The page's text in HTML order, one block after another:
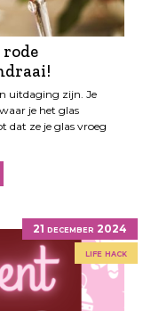
uitdaging zijn. Je
je het glas
dat ze je glas vroeg
21 december 2024
life hack